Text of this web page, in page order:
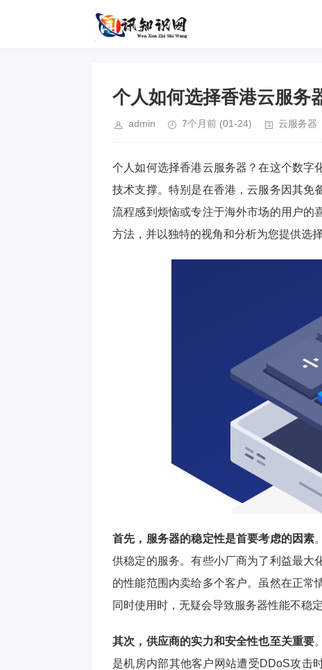
个人如何选择香港云服务
admin 7个月前 (01-24) 云服务器
个人如何选择香港云服务器？在这个数字
技术支撑。特别是在香港，云服务因其免
流程感到烦恼或专注于海外市场的用户的
方法，并以独特的视角和分析为您提供选
首先，服务器的稳定性是首要考虑的因素
供稳定的服务。有些小厂商为了利益最大
的性能范围内卖给多个客户。虽然在正常
同时使用时，无疑会导致服务器性能不稳
其次，供应商的实力和安全性也至关重要
是机房内部其他客户网站遭受DDoS攻击